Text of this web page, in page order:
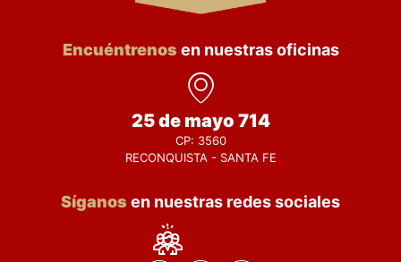
Encuéntrenos en nuestras oficinas
25 de mayo 714
CP: 3560
RECONQUISTA - SANTA FE
Síganos en nuestras redes sociales